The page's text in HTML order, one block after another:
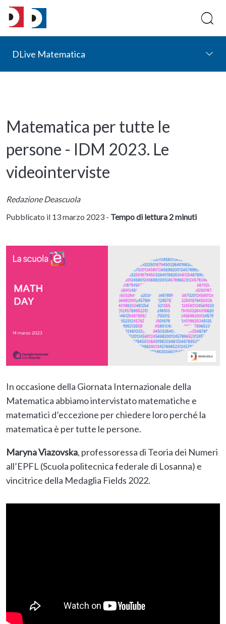
DLive Matematica
Matematica per tutte le
persone - IDM 2023. Le
videointerviste
Redazione Deascuola
Pubblicato il 13 marzo 2023 - Tempo di lettura 2 minuti
In occasione della Giornata Internazionale della
Matematica abbiamo intervistato matematiche e
matematici d’eccezione per chiedere loro perché la
matematica è per tutte le persone.
Maryna Viazovska, professoressa di Teoria dei Numeri
all’EPFL (Scuola politecnica federale di Losanna) e
vincitrice della Medaglia Fields 2022.